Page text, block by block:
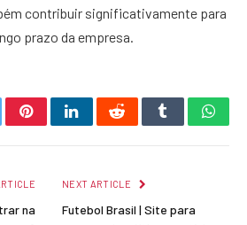
contribuir significativamente para
prazo da empresa.
PinterestLinkedInRedditTumblr
na
NEXT ARTICLE
Futebol Brasil | Site para